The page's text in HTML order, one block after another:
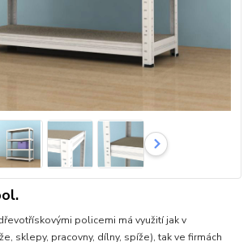
policemi má využití jak v
sklepy, pracovny, dílny, spíže), tak ve firmách